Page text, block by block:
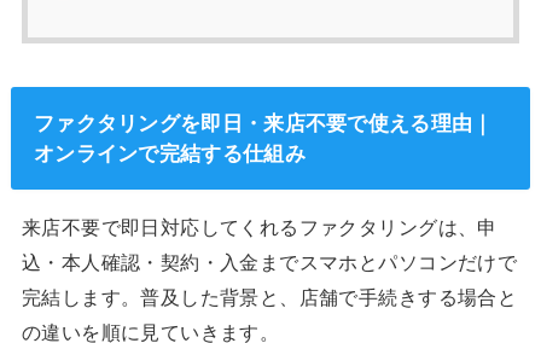
ファクタリングを即日・来店不要で使える理由｜
オンラインで完結する仕組み
来店不要で即日対応してくれるファクタリングは、申
込・本人確認・契約・入金までスマホとパソコンだけで
完結します。普及した背景と、店舗で手続きする場合と
の違いを順に見ていきます。